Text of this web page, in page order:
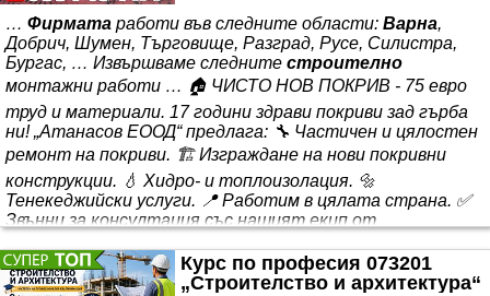
… Фирмата работи във следните области: Варна,
Добрич, Шумен, Търговище, Разград, Русе, Силистра,
Бургас, … Извършваме следните строително
монтажни работи … 🏠 ЧИСТО НОВ ПОКРИВ - 75 евро
труд и материали. 17 години здрави покриви зад гърба
ни! „Атанасов ЕООД“ предлага: 🔧 Частичен и цялостен
ремонт на покриви. 🏗 Изграждане на нови покривни
конструкции. 💧 Хидро- и топлоизолация. 🔩
Тенекеджийски услуги. 📍 Работим в цялата страна. ✅
Звънни за консултация със нашият екип от
фактури и касов бон. ✅ Гарантирано качество. ✅ НАЙ-
ДОБРИ ЦЕНИ! 📞 Свържи
Курс по професия 073201
„Строителство и архитектура“